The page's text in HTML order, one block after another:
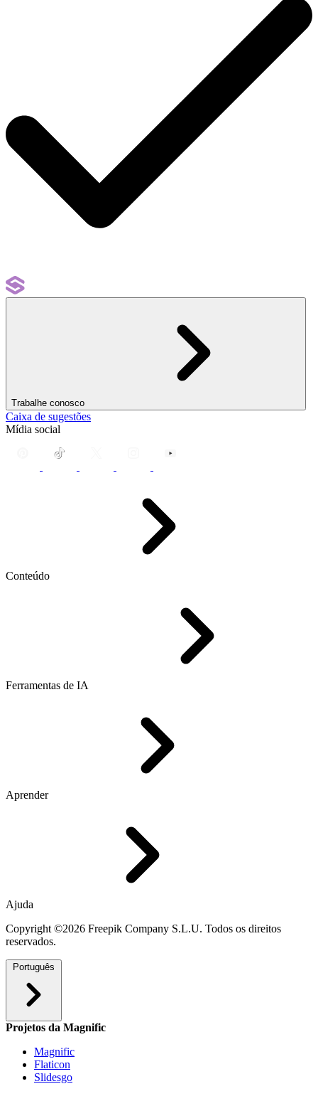
Trabalhe conosco
Caixa de sugestões
Mídia social
Conteúdo
Ferramentas de IA
Aprender
Ajuda
Copyright ©2026 Freepik Company S.L.U. Todos os direitos
reservados.
Português
Projetos da Magnific
Magnific
Flaticon
Slidesgo